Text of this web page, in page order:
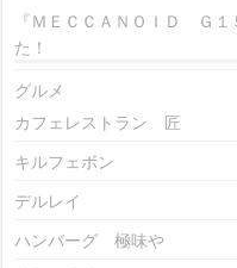
『ＭＥＣＣＡＮＯＩＤ Ｇ
た！
グルメ
カフェレストラン 匠
キルフェボン
デルレイ
ハンバーグ 極味や